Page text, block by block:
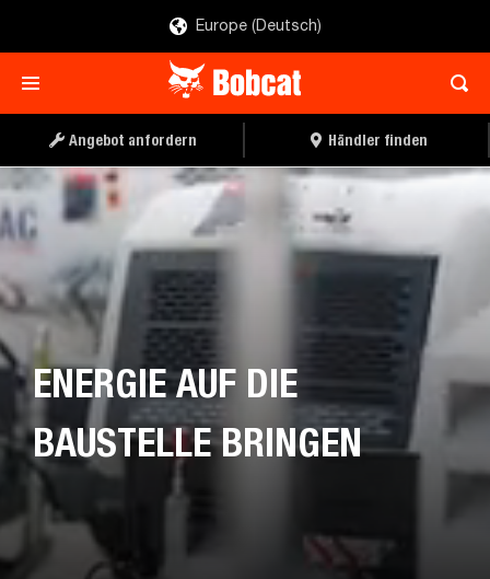
Europe (Deutsch)
Angebot anfordern Händler finden
ENERGIE AUF DIE
BAUSTELLE BRINGEN